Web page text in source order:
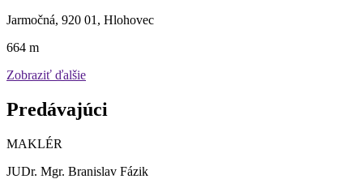
Jarmočná, 920 01, Hlohovec
664 m
Zobraziť ďalšie
Predávajúci
MAKLÉR
JUDr. Mgr. Branislav Fázik